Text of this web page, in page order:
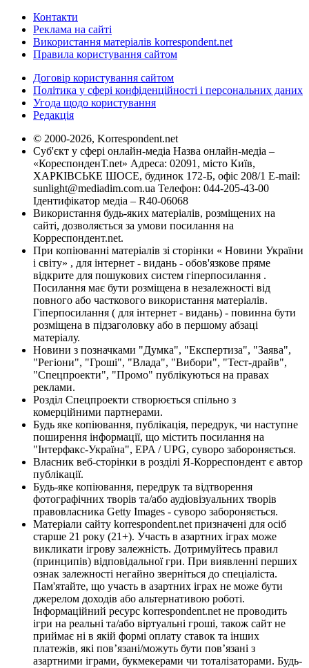
Контакти
Реклама на сайті
Використання матеріалів korrespondent.net
Правила користування сайтом
Договір користування сайтом
Політика у сфері конфіденційності і персональних даних
Угода щодо користування
Редакція
© 2000-2026, Korrespondent.net
Суб'єкт у сфері онлайн-медіа Назва онлайн-медіа –
«КореспонденТ.net» Адреса: 02091, місто Київ,
ХАРКІВСЬКЕ ШОСЕ, будинок 172-Б, офіс 208/1 E-mail:
sunlight@mediadim.com.ua Телефон: 044-205-43-00
Ідентифікатор медіа – R40-06068
Використання будь-яких матеріалів, розміщених на
сайті, дозволяється за умови посилання на
Корреспондент.net.
При копіюванні матеріалів зі сторінки « Новини України
і світу» , для інтернет - видань - обов'язкове пряме
відкрите для пошукових систем гіперпосилання .
Посилання має бути розміщена в незалежності від
повного або часткового використання матеріалів.
Гіперпосилання ( для інтернет - видань) - повинна бути
розміщена в підзаголовку або в першому абзаці
матеріалу.
Новини з позначками "Думка", "Експертиза", "Заява",
"Регіони", "Гроші", "Влада", "Вибори", "Тест-драйв",
"Спецпроекти", "Промо" публікуються на правах
реклами.
Розділ Спецпроекти створюється спільно з
комерційними партнерами.
Будь яке копіювання, публікація, передрук, чи наступне
поширення інформації, що містить посилання на
"Інтерфакс-Україна", EPA / UPG, суворо забороняється.
Власник веб-сторінки в розділі Я-Корреспондент є автор
публікації.
Будь-яке копіювання, передрук та відтворення
фотографічних творів та/або аудіовізуальних творів
правовласника Getty Images - суворо забороняється.
Матеріали сайту korrespondent.net призначені для осіб
старше 21 року (21+). Участь в азартних іграх може
викликати ігрову залежність. Дотримуйтесь правил
(принципів) відповідальної гри. При виявленні перших
ознак залежності негайно зверніться до спеціаліста.
Пам'ятайте, що участь в азартних іграх не може бути
джерелом доходів або альтернативою роботі.
Інформаційний ресурс korrespondent.net не проводить
ігри на реальні та/або віртуальні гроші, також сайт не
приймає ні в якій формі оплату ставок та інших
платежів, які пов’язані/можуть бути пов’язані з
азартними іграми, букмекерами чи тоталізаторами. Будь-